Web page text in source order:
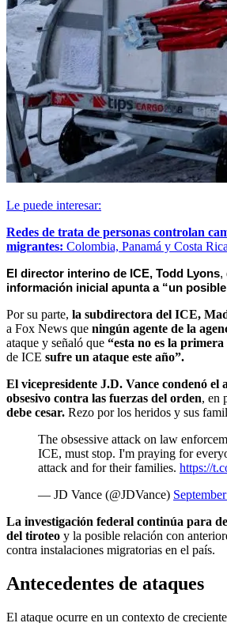
Le puede interesar:
Redes de trata de personas controlan
migrantes: Colombia, Panamá y Costa
El director interino de ICE, Todd Lyons,
información inicial apunta a “un
Por su parte, la subdirectora del ICE,
a Fox News que ningún agente de la
ataque y señaló que “esta no es la primera
de ICE sufre un ataque este año”.
El vicepresidente J.D. Vance condenó el
obsesivo contra las fuerzas del orden, en
debe cesar. Rezo por los heridos y sus
The obsessive attack on law
ICE, must stop. I'm praying for
attack and for their families. https://
— JD Vance (@JDVance)
La investigación federal continúa para
del tiroteo y la posible relación con
contra instalaciones migratorias en el país.
Antecedentes de ataques
El ataque ocurre en un contexto de